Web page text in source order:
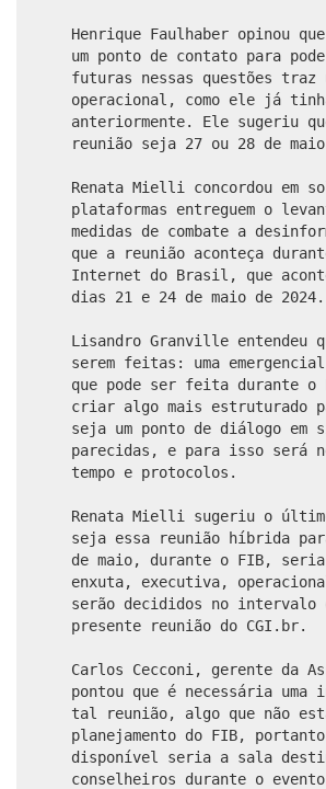
Henrique Faulhaber opinou
um ponto de contato para
futuras nessas questões traz
operacional, como ele já
anteriormente. Ele sugeriu
reunião seja 27 ou 28 de
Renata Mielli concordou em
plataformas entreguem o
medidas de combate a
que a reunião aconteça
Internet do Brasil, que
dias 21 e 24 de maio de 2024.
Lisandro Granville entendeu
serem feitas: uma
que pode ser feita durante
criar algo mais estruturado
seja um ponto de diálogo em
parecidas, e para isso será
tempo e protocolos.
Renata Mielli sugeriu o último
seja essa reunião híbrida
de maio, durante o FIB, seria
enxuta, executiva,
serão decididos no intervalo
presente reunião do CGI.br.
Carlos Cecconi, gerente da
pontou que é necessária
tal reunião, algo que não
planejamento do FIB,
disponível seria a sala
conselheiros durante o